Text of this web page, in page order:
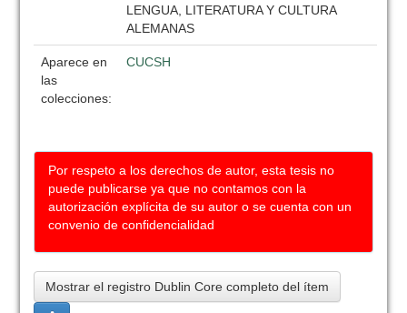
LENGUA, LITERATURA Y CULTURA
ALEMANAS
Aparece en
las
colecciones:
CUCSH
Por respeto a los derechos de autor, esta tesis no
puede publicarse ya que no contamos con la
autorización explícita de su autor o se cuenta con un
convenio de confidencialidad
Mostrar el registro Dublin Core completo del ítem